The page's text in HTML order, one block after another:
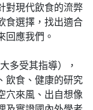
對現代飲食的流弊
食選擇，找出適合
回應我們。
多受其指導），
飲食、健康的研究
穴來風、出自想像